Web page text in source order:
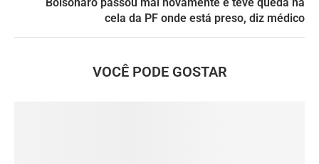
Bolsonaro passou mal novamente e teve queda na
cela da PF onde está preso, diz médico
VOCÊ PODE GOSTAR